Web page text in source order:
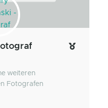
weiteren
Fotografen